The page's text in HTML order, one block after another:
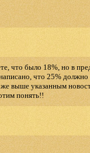
что было 18%, но в
что 25%
выше указанным
понять!!